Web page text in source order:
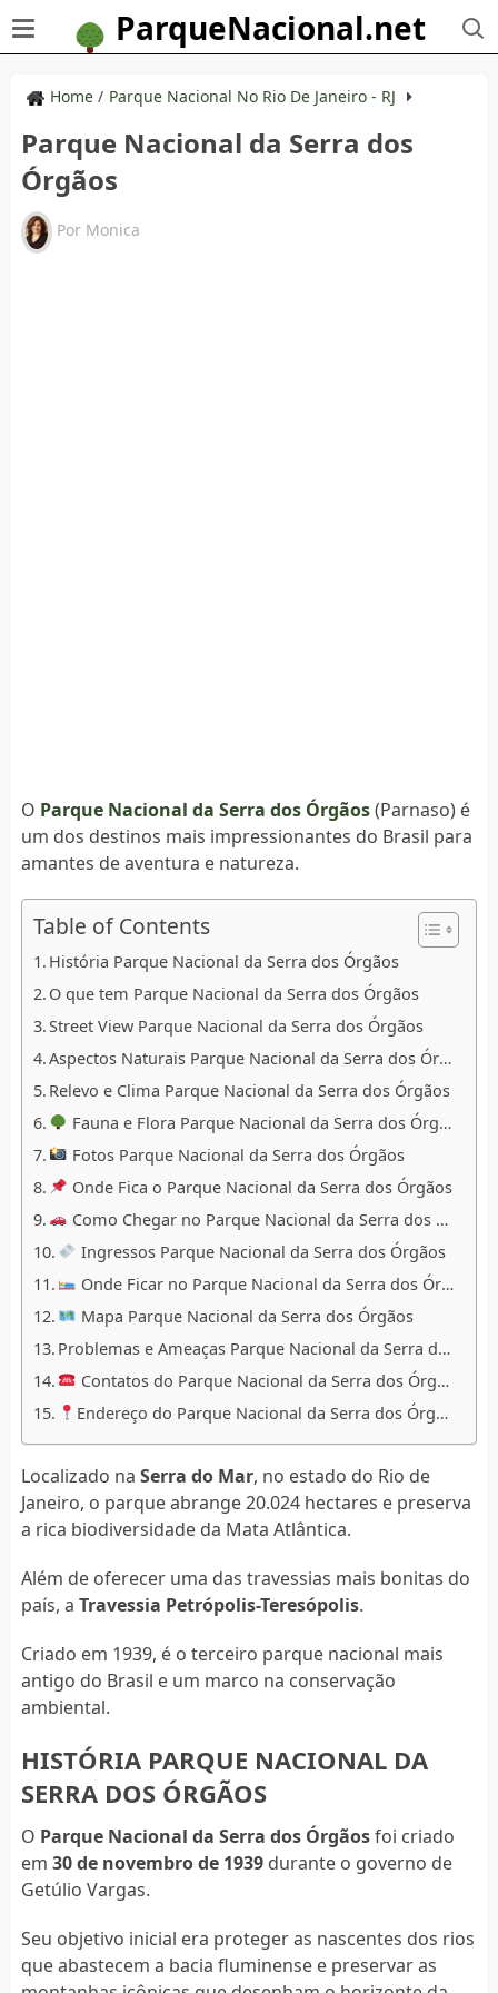
ParqueNacional.net
Home/ Parque Nacional No Rio De Janeiro - RJ
Parque Nacional da Serra dos
Órgãos
Por Monica
O Parque Nacional da Serra dos Órgãos(Parnaso) é
um dos destinos mais impressionantes do Brasil para
amantes de aventura e natureza.
Table of Contents
História Parque Nacional da Serra dos Órgãos
O que tem Parque Nacional da Serra dos Órgãos
Street View Parque Nacional da Serra dos Órgãos
Aspectos Naturais Parque Nacional da Serra dos Órgãos
Relevo e Clima Parque Nacional da Serra dos Órgãos
Fauna e Flora Parque Nacional da Serra dos Órgãos
Fotos Parque Nacional da Serra dos Órgãos
Onde Fica o Parque Nacional da Serra dos Órgãos
Como Chegar no Parque Nacional da Serra dos Órgãos
Ingressos Parque Nacional da Serra dos Órgãos
Onde Ficar no Parque Nacional da Serra dos Órgãos
Mapa Parque Nacional da Serra dos Órgãos
Problemas e Ameaças Parque Nacional da Serra dos Órgãos
Contatos do Parque Nacional da Serra dos Órgãos
Endereço do Parque Nacional da Serra dos Órgãos
Localizado na Serra do Mar, no estado do Rio de
Janeiro, o parque abrange 20.024 hectares e preserva
a rica biodiversidade da Mata Atlântica.
Além de oferecer uma das travessias mais bonitas do
país, a Travessia Petrópolis-Teresópolis.
Criado em 1939, é o terceiro parque nacional mais
antigo do Brasil e um marco na conservação
ambiental.
HISTÓRIA PARQUE NACIONAL DA
SERRA DOS ÓRGÃOS
O Parque Nacional da Serra dos Órgãosfoi criado
em 30 de novembro de 1939durante o governo de
Getúlio Vargas.
Seu objetivo inicial era proteger as nascentes dos rios
que abastecem a bacia fluminense e preservar as